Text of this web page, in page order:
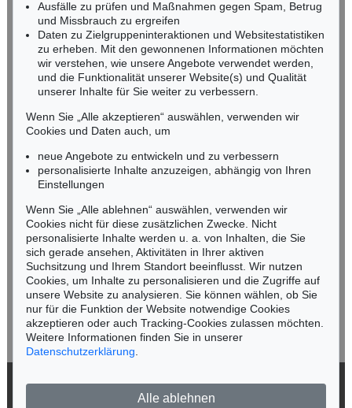
Fax: +49 (0)62 21 58 80-595
infoheidelberg@kettererkunst.de
NORDDEUTSCHLAND
Nico Kassel, M.A.
Mobil: +49 (0)171 8618661
n.kassel@kettererkunst.de
Keine Auktion mehr verpassen!
Wir informieren Sie rechtzeitig.
Jetzt zum Newsletter anmelden >
Ausfälle zu prüfen und Maßnahmen gegen Spam, Betrug
und Missbrauch zu ergreifen
Daten zu Zielgruppeninteraktionen und Websitestatistiken
zu erheben. Mit den gewonnenen Informationen möchten
wir verstehen, wie unsere Angebote verwendet werden,
und die Funktionalität unserer Website(s) und Qualität
unserer Inhalte für Sie weiter zu verbessern.
Wenn Sie „Alle akzeptieren“ auswählen, verwenden wir
Cookies und Daten auch, um
neue Angebote zu entwickeln und zu verbessern
personalisierte Inhalte anzuzeigen, abhängig von Ihren
Einstellungen
Wenn Sie „Alle ablehnen“ auswählen, verwenden wir
Cookies nicht für diese zusätzlichen Zwecke. Nicht
personalisierte Inhalte werden u. a. von Inhalten, die Sie
sich gerade ansehen, Aktivitäten in Ihrer aktiven
Suchsitzung und Ihrem Standort beeinflusst. Wir nutzen
Cookies, um Inhalte zu personalisieren und die Zugriffe auf
unsere Website zu analysieren. Sie können wählen, ob Sie
nur für die Funktion der Website notwendige Cookies
akzeptieren oder auch Tracking-Cookies zulassen möchten.
Weitere Informationen finden Sie in unserer
Datenschutzerklärung
Alle ablehnen